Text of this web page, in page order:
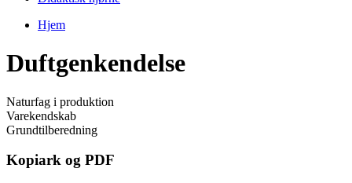
Hjem
Duftgenkendelse
Naturfag i produktion
Varekendskab
Grundtilberedning
Kopiark og PDF